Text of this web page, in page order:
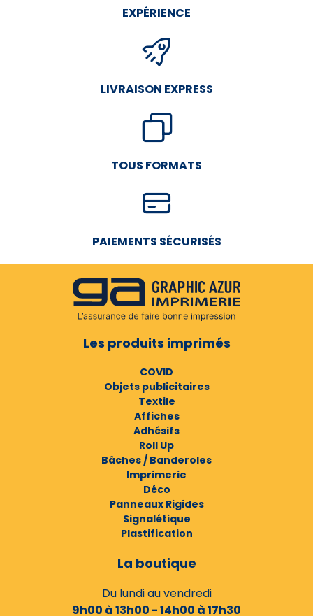
EXPÉRIENCE
LIVRAISON EXPRESS
TOUS FORMATS
PAIEMENTS SÉCURISÉS
Les produits imprimés
COVID
Objets publicitaires
Textile
Affiches
Adhésifs
Roll Up
Bâches / Banderoles
Imprimerie
Déco
Panneaux Rigides
Signalétique
Plastification
La boutique
Du lundi au vendredi
9h00 à 13h00 - 14h00 à 17h30